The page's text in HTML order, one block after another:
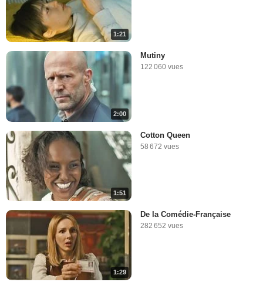
1:21
2:00
Mutiny
122 060 vues
1:51
Cotton Queen
58 672 vues
1:29
De la Comédie-Française
282 652 vues